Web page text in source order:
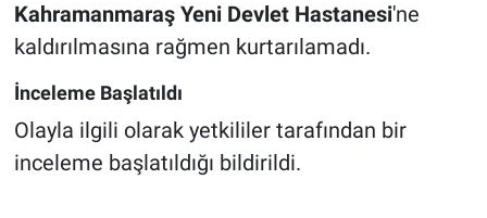
Kahramanmaraş Yeni Devlet Hastanesi'ne
kaldırılmasına rağmen kurtarılamadı.
İnceleme Başlatıldı
Olayla ilgili olarak yetkililer tarafından bir
inceleme başlatıldığı bildirildi.